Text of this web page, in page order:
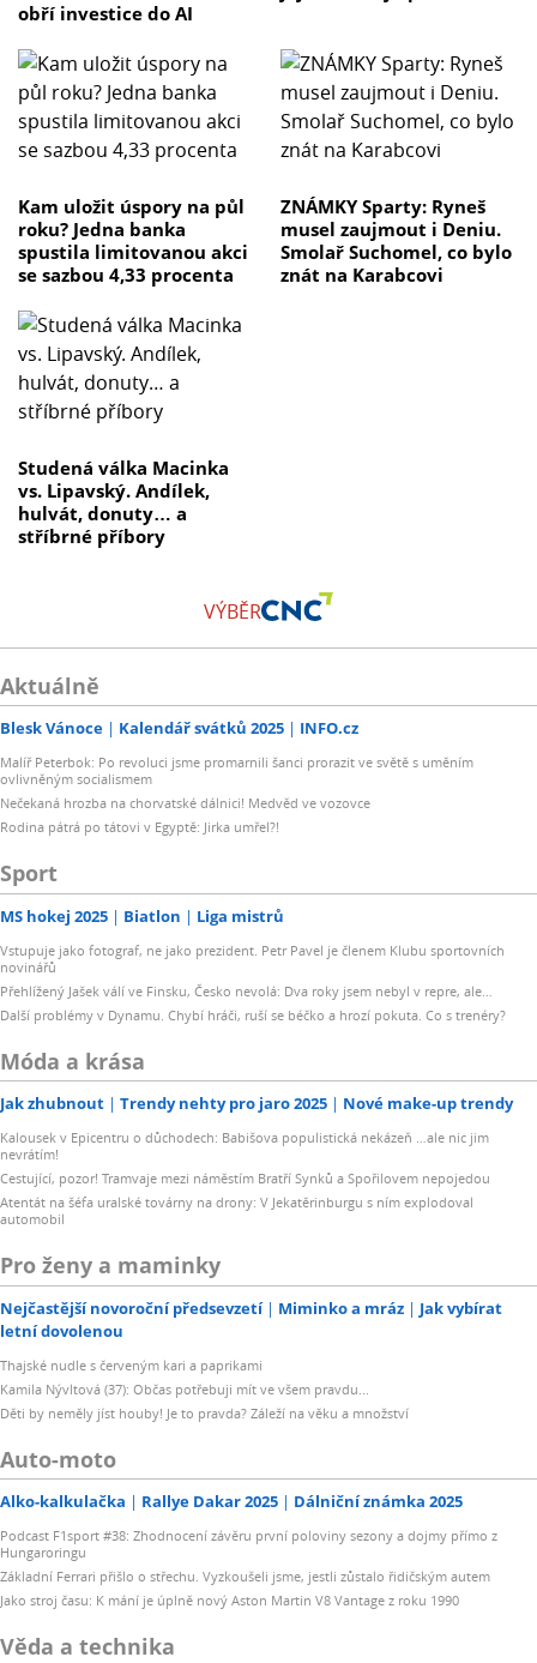
obří investice do AI
Kam uložit úspory na půl
roku? Jedna banka
spustila limitovanou akci
se sazbou 4,33 procenta
ZNÁMKY Sparty: Ryneš
musel zaujmout i Deniu.
Smolař Suchomel, co bylo
znát na Karabcovi
Studená válka Macinka
vs. Lipavský. Andílek,
hulvát, donuty… a
stříbrné příbory
VÝBĚR
Aktuálně
Blesk Vánoce Kalendář svátků 2025 INFO.cz
Malíř Peterbok: Po revoluci jsme promarnili šanci prorazit ve světě s uměním
ovlivněným socialismem
Nečekaná hrozba na chorvatské dálnici! Medvěd ve vozovce
Rodina pátrá po tátovi v Egyptě: Jirka umřel?!
Sport
MS hokej 2025 Biatlon Liga mistrů
Vstupuje jako fotograf, ne jako prezident. Petr Pavel je členem Klubu sportovních
novinářů
Přehlížený Jašek válí ve Finsku, Česko nevolá: Dva roky jsem nebyl v repre, ale…
Další problémy v Dynamu. Chybí hráči, ruší se béčko a hrozí pokuta. Co s trenéry?
Móda a krása
Jak zhubnout Trendy nehty pro jaro 2025 Nové make-up trendy
Kalousek v Epicentru o důchodech: Babišova populistická nekázeň …ale nic jim
nevrátím!
Cestující, pozor! Tramvaje mezi náměstím Bratří Synků a Spořilovem nepojedou
Atentát na šéfa uralské továrny na drony: V Jekatěrinburgu s ním explodoval
automobil
Pro ženy a maminky
Nejčastější novoroční předsevzetí Miminko a mráz
Jak vybírat
letní dovolenou
Thajské nudle s červeným kari a paprikami
Kamila Nývltová (37): Občas potřebuji mít ve všem pravdu...
Děti by neměly jíst houby! Je to pravda? Záleží na věku a množství
Auto-moto
Alko-kalkulačka Rallye Dakar 2025 Dálniční známka 2025
Podcast F1sport #38: Zhodnocení závěru první poloviny sezony a dojmy přímo z
Hungaroringu
Základní Ferrari přišlo o střechu. Vyzkoušeli jsme, jestli zůstalo řidičským autem
Jako stroj času: K mání je úplně nový Aston Martin V8 Vantage z roku 1990
Věda a technika